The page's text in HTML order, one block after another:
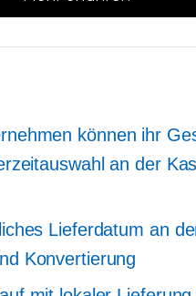
können ihr
an der
Lieferdatum an
Konvertierung